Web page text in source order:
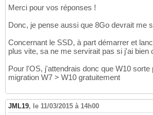
Merci pour vos réponses !
Donc, je pense aussi que 8Go devrait me
Concernant le SSD, à part démarrer et
plus vite, sa ne me servirait pas si j'ai bien
Pour l'OS, j'attendrais donc que W10 sorte
migration W7 > W10 gratuitement
JML19, le 11/03/2015 à 14h00